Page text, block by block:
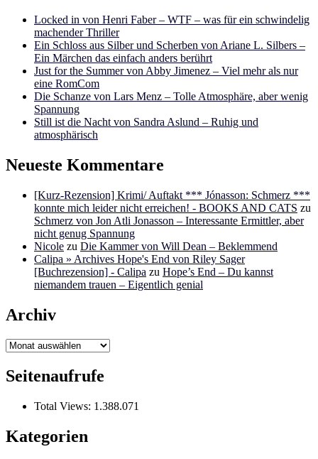
Locked in von Henri Faber – WTF – was für ein schwindelig
machender Thriller
Ein Schloss aus Silber und Scherben von Ariane L. Silbers –
Ein Märchen das einfach anders berührt
Just for the Summer von Abby Jimenez – Viel mehr als nur
eine RomCom
Die Schanze von Lars Menz – Tolle Atmosphäre, aber wenig
Spannung
Still ist die Nacht von Sandra Aslund – Ruhig und
atmosphärisch
Neueste Kommentare
[Kurz-Rezension] Krimi/ Auftakt *** Jónasson: Schmerz ***
konnte mich leider nicht erreichen! - BOOKS AND CATS zu
Schmerz von Jon Atli Jonasson – Interessante Ermittler, aber
nicht genug Spannung
Nicole zu Die Kammer von Will Dean – Beklemmend
Calipa » Archives Hope's End von Riley Sager
[Buchrezension] - Calipa zu Hope’s End – Du kannst
niemandem trauen – Eigentlich genial
Archiv
Archiv
Seitenaufrufe
Total Views: 1.388.071
Kategorien